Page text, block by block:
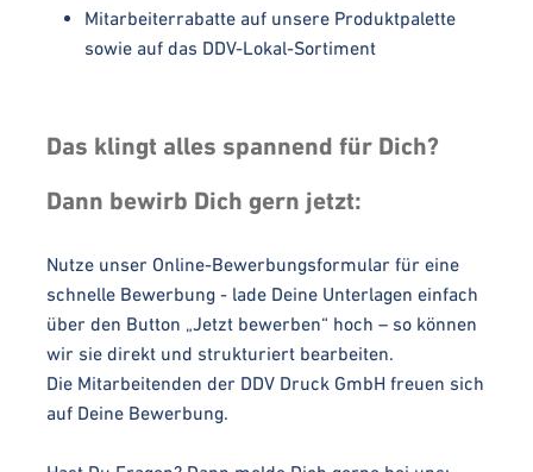
Mitarbeiterrabatte auf unsere Produktpalette
sowie auf das DDV-Lokal-Sortiment
Das klingt alles spannend für Dich?
Dann bewirb Dich gern jetzt:
Nutze unser Online-Bewerbungsformular für eine
schnelle Bewerbung - lade Deine Unterlagen einfach
über den Button „Jetzt bewerben“ hoch – so können
wir sie direkt und strukturiert bearbeiten.
Die Mitarbeitenden der DDV Druck GmbH freuen sich
auf Deine Bewerbung.